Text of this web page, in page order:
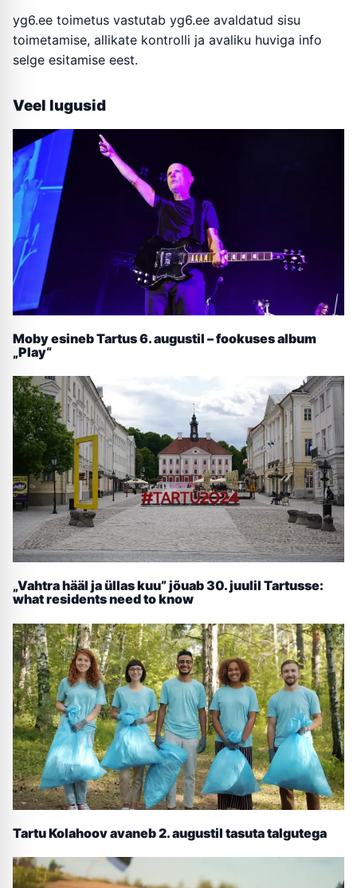
yg6.ee toimetus vastutab yg6.ee avaldatud sisu
toimetamise, allikate kontrolli ja avaliku huviga info
selge esitamise eest.
Veel lugusid
Moby esineb Tartus 6. augustil – fookuses album
„Play“
„Vahtra hääl ja üllas kuu” jõuab 30. juulil Tartusse:
what residents need to know
Tartu Kolahoov avaneb 2. augustil tasuta talgutega